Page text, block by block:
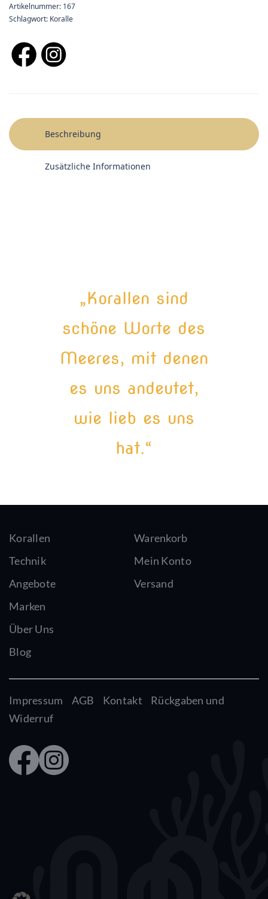
Artikelnummer: 167
Schlagwort: Koralle
Beschreibung
Zusätzliche Informationen
„Korallen sind
schöne Worte des
Meeres, mit denen
es uns andeutet,
wie lieb es uns
hat.“
Korallen
Technik
Angebote
Marken
Über Uns
Blog
Warenkorb
Mein Konto
Versand
Impressum AGB Kontakt
Rückgaben und
Widerruf
Faceb
ook
Insta
gram